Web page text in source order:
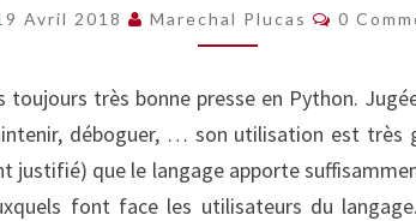
COCK
HAMMER
Avril 2018 Marechal Plucas 0
toujours très bonne presse en Python.
déboguer, … son utilisation est très
justifié) que le langage apporte
font face les utilisateurs du